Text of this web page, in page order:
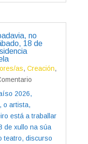
no
18 de
as, Creación,
2026,
o artista,
está a traballar
de xullo na súa
teatro, discurso